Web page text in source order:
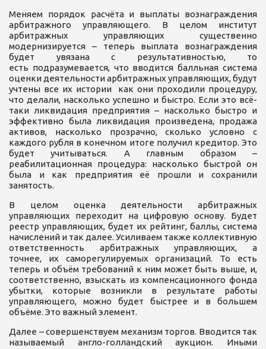
Меняем порядок расчёта и выплаты вознаграждения
арбитражного управляющего. В целом институт
арбитражных управляющих существенно
модернизируется – теперь выплата вознаграждения
будет увязана с результативностью, то
есть подразумевается, что вводится балльная система
оценки деятельности арбитражных управляющих, будут
учтены все их истории как они проходили процедуру,
что делали, насколько успешно и быстро. Если это всё-
таки ликвидация предприятия – насколько быстро и
эффективно была ликвидация произведена, продажа
активов, насколько прозрачно, сколько условно с
каждого рубля в конечном итоге получил кредитор. Это
будет учитываться. А главным образом –
реабилитационная процедура: насколько быстрой он
была и как предприятия её прошли и сохранили
занятость.
В целом оценка деятельности арбитражных
управляющих переходит на цифровую основу. Будет
реестр управляющих, будет их рейтинг, баллы, система
начислений и так далее. Усиливаем также коллективную
ответственность арбитражных управляющих, а
точнее, их саморегулируемых организаций. То есть
теперь и объём требований к ним может быть выше, и,
соответственно, взыскать из компенсационного фонда
убытки, которые возникли в результате работы
управляющего, можно будет быстрее и в большем
объёме. Это важный элемент.
Далее – совершенствуем механизм торгов. Вводится так
называемый англо-голландский аукцион. Иными